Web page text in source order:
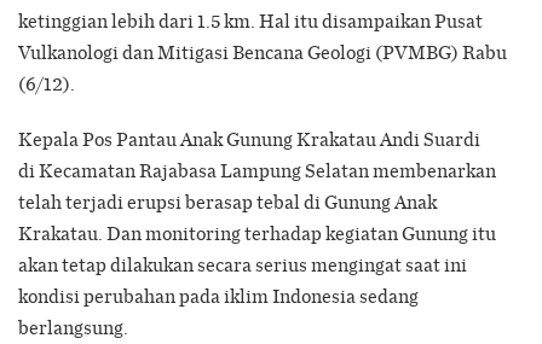
ketinggian lebih dari 1.5 km. Hal itu disampaikan Pusat
Vulkanologi dan Mitigasi Bencana Geologi (PVMBG) Rabu
(6/12).
Kepala Pos Pantau Anak Gunung Krakatau Andi Suardi
di Kecamatan Rajabasa Lampung Selatan membenarkan
telah terjadi erupsi berasap tebal di Gunung Anak
Krakatau. Dan monitoring terhadap kegiatan Gunung itu
akan tetap dilakukan secara serius mengingat saat ini
kondisi perubahan pada iklim Indonesia sedang
berlangsung.